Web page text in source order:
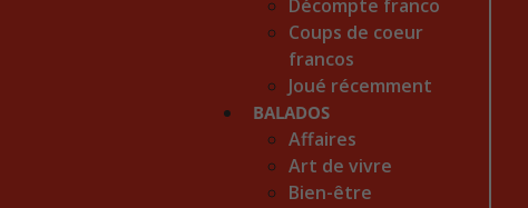
Décompte franco
Coups de coeur
francos
Joué récemment
BALADOS
Affaires
Art de vivre
Bien-être